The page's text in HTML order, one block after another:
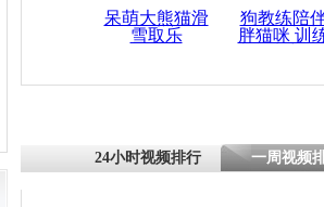
呆萌大熊猫滑
雪取乐
狗教练陪
胖猫咪 训
24小时视频排行 一周视频